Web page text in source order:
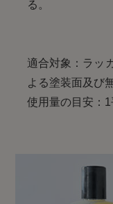
る。
適合対象：ラッ
よる塗装面及び
使用量の目安：